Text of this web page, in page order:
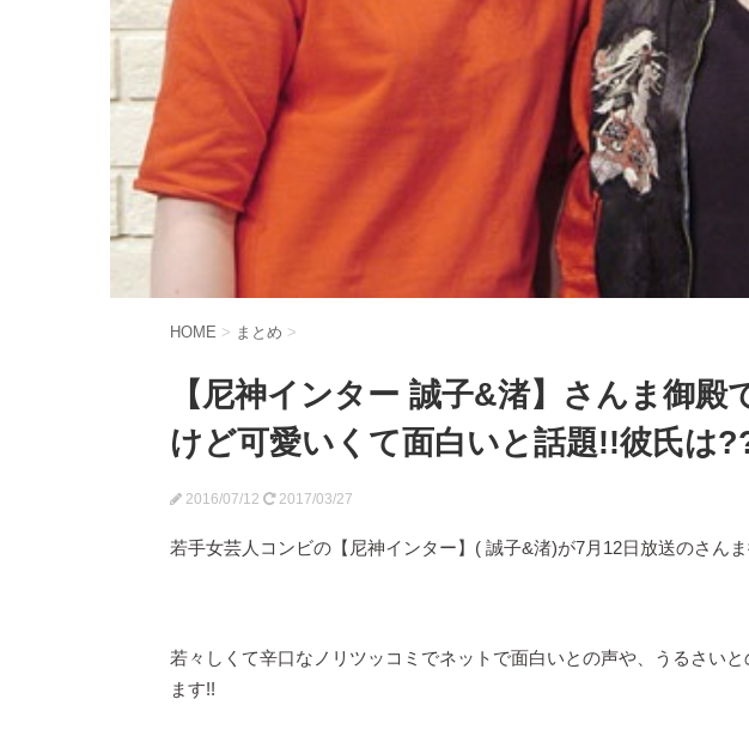
HOME > まとめ >
【尼神インター 誠子&渚】さんま御殿
けど可愛いくて面白いと話題!!彼氏は
2016/07/12 2017/03/27
若手女芸人コンビの【尼神インター】( 誠子&渚)が7月12日放送のさん
若々しくて辛口なノリツッコミでネットで面白いとの声や、うるさい
ます!!